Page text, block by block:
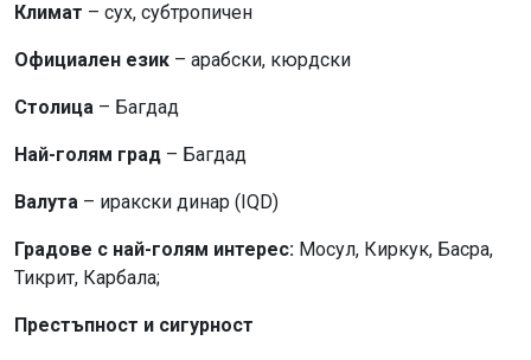
Климат – сух, субтропичен
Официален език – арабски, кюрдски
Столица – Багдад
Най-голям град – Багдад
Валута – иракски динар (IQD)
Градове с най-голям интерес: Мосул, Киркук, Басра,
Тикрит, Карбала;
Престъпност и сигурност